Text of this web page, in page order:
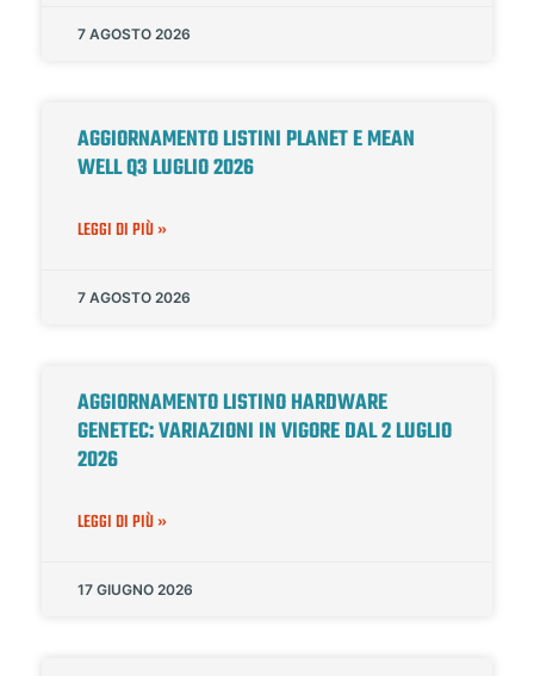
7 AGOSTO 2026
AGGIORNAMENTO LISTINI PLANET E MEAN
WELL Q3 LUGLIO 2026
LEGGI DI PIÙ »
7 AGOSTO 2026
AGGIORNAMENTO LISTINO HARDWARE
GENETEC: VARIAZIONI IN VIGORE DAL 2 LUGLIO
2026
LEGGI DI PIÙ »
17 GIUGNO 2026